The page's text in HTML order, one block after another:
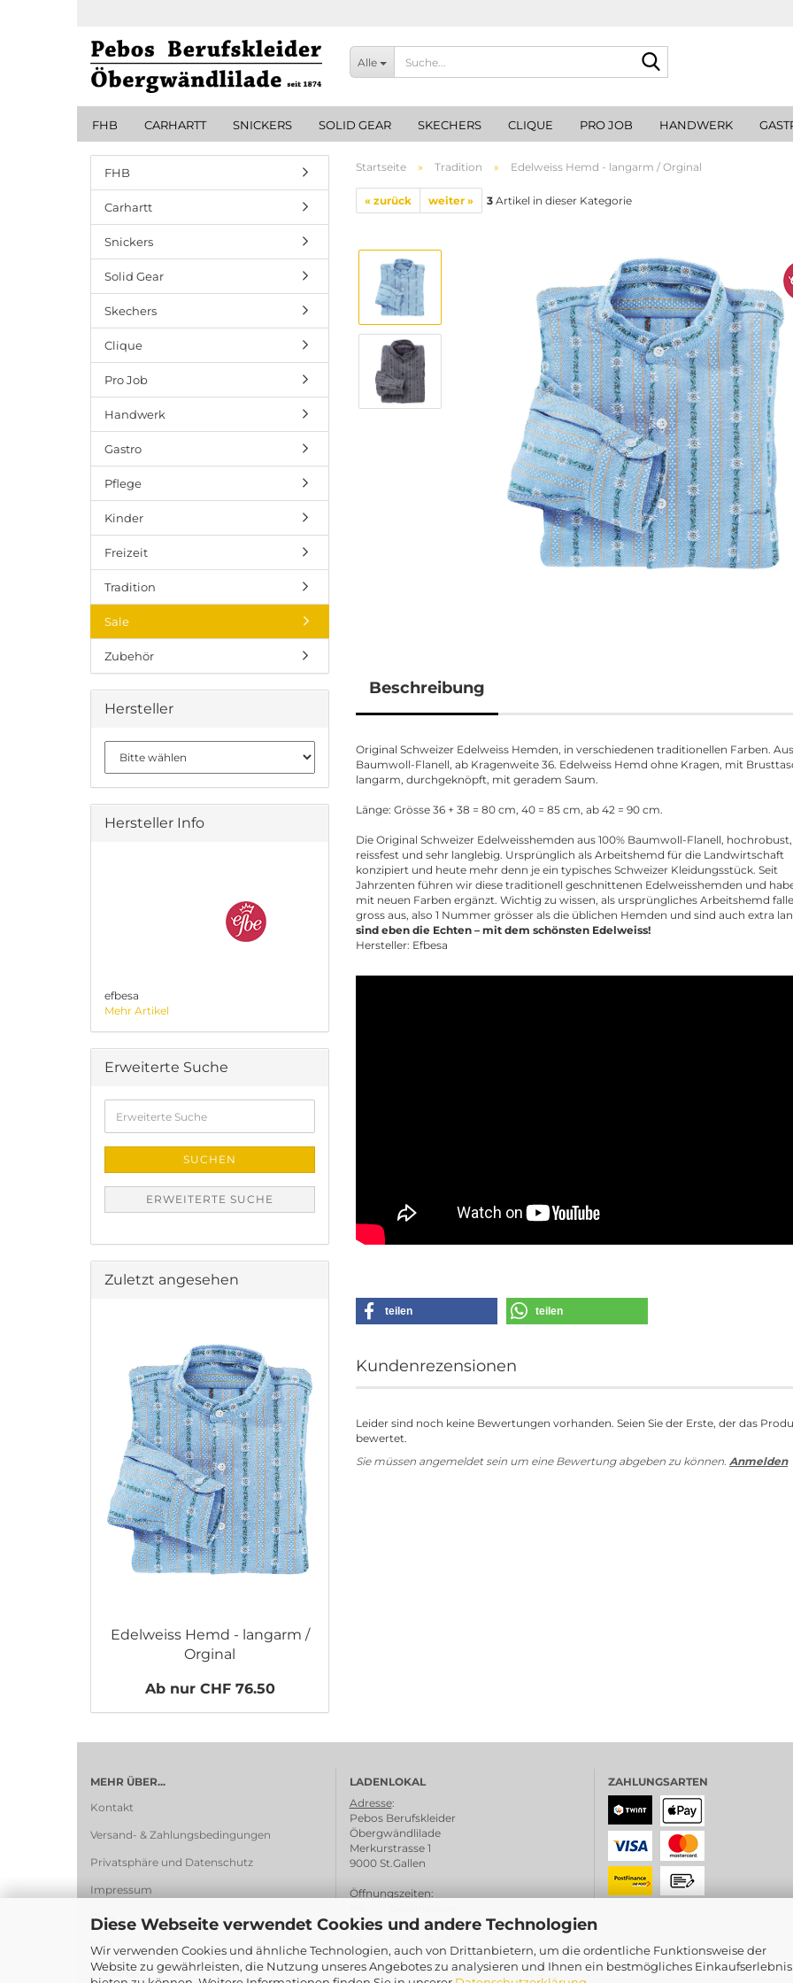
Diese Webseite verwendet Cookies und andere Technologien
Wir verwenden Cookies und ähnliche Technologien, auch von Drittanbietern, um die ordentliche Funktionsweise der
Website zu gewährleisten, die Nutzung unseres Angebotes zu analysieren und Ihnen ein bestmögliches Einkaufserlebnis
Alle
FHB CARHARTT SNICKERS SOLID GEAR SKECHERS CLIQUE PRO JOB HANDWERK
Startseite » Tradition » Edelweiss Hemd - langarm / Orginal
« zurück weiter » 3 Artikel in dieser Kategorie
Beschreibung
Original Schweizer Edelweiss Hemden, in verschiedenen traditionellen Farben. Aus
Baumwoll-Flanell, ab Kragenweite 36. Edelweiss Hemd ohne Kragen, mit
langarm, durchgeknöpft, mit geradem Saum.
Länge: Grösse 36 + 38 = 80 cm, 40 = 85 cm, ab 42 = 90 cm.
Die Original Schweizer Edelweisshemden aus 100% Baumwoll-Flanell, hochrobust,
reissfest und sehr langlebig. Ursprünglich als Arbeitshemd für die Landwirtschaft
konzipiert und heute mehr denn je ein typisches Schweizer Kleidungsstück. Seit
Jahrzenten führen wir diese traditionell geschnittenen Edelweisshemden und
mit neuen Farben ergänzt. Wichtig zu wissen, als ursprüngliches Arbeitshemd
gross aus, also 1 Nummer grösser als die üblichen Hemden und sind auch extra
sind eben die Echten – mit dem schönsten Edelweiss!
Hersteller: Efbesa
teilen teilen
Kundenrezensionen
Leider sind noch keine Bewertungen vorhanden. Seien Sie der Erste, der das
bewertet.
Sie müssen angemeldet sein um eine Bewertung abgeben zu können. Anmelden
FHB
Carhartt
Snickers
Solid Gear
Skechers
Clique
Pro Job
Handwerk
Gastro
Pflege
Kinder
Freizeit
Tradition
Sale
Zubehör
Hersteller
Hersteller Info
efbesa
Mehr Artikel
Erweiterte Suche
Suche
SUCHEN
ERWEITERTE SUCHE
Zuletzt angesehen
Edelweiss Hemd - langarm /
Orginal
Ab nur CHF 76.50
MEHR ÜBER...
Kontakt
Versand- & Zahlungsbedingungen
Privatsphäre und Datenschutz
Impressum
Blog
AGB
Gutschein
LADENLOKAL
Adresse:
Pebos Berufskleider
Öbergwändlilade
Merkurstrasse 1
9000 St.Gallen
Öffnungszeiten:
Di - Fr 10:00 - 18.30
> Wegbeschreibung <
ZAHLUNGSARTEN